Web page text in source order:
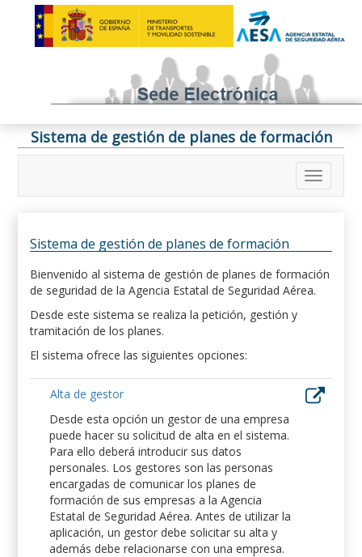
Sistema de gestión de planes de formación
Sistema de gestión de planes de formación
Bienvenido al sistema de gestión de planes de formación
de seguridad de la Agencia Estatal de Seguridad Aérea.
Desde este sistema se realiza la petición, gestión y
tramitación de los planes.
El sistema ofrece las siguientes opciones:
Alta de gestor
Desde esta opción un gestor de una empresa
puede hacer su solicitud de alta en el sistema.
Para ello deberá introducir sus datos
personales. Los gestores son las personas
encargadas de comunicar los planes de
formación de sus empresas a la Agencia
Estatal de Seguridad Aérea. Antes de utilizar la
aplicación, un gestor debe solicitar su alta y
además debe relacionarse con una empresa.